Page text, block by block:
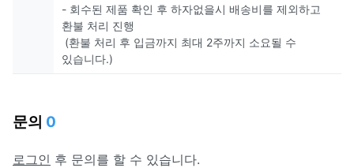
- 회수된 제품 확인 후 하자없을시 배송비를 제외하고
환불 처리 진행
(환불 처리 후 입금까지 최대 2주까지 소요될 수
있습니다.)
문의 0
로그인 후 문의를 할 수 있습니다.